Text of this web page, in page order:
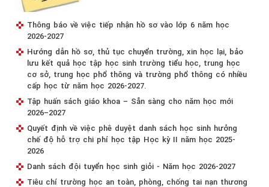
Thông báo về việc tiếp nhận hồ sơ vào lớp 6 năm học
2026-2027
Hướng dẫn hồ sơ, thủ tục chuyển trường, xin học lại, bảo
lưu kết quả học tập học sinh trường tiểu học, trung học
cơ sở, trung học phổ thông và trường phổ thông có nhiều
cấp học từ năm học 2026-2027.
Tập huấn sách giáo khoa – Sẵn sàng cho năm học mới
2026–2027
Quyết định về việc phê duyệt danh sách học sinh hưởng
chế độ hỗ trợ chi phí học tập Học kỳ II năm học 2025-
2026
Danh sách đội tuyển học sinh giỏi - Năm học 2026-2027
Tiêu chí trường học an toàn, phòng, chống tai nạn thương